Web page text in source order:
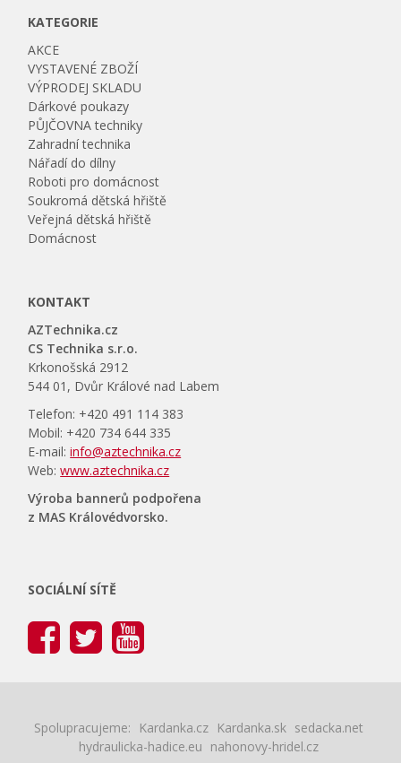
KATEGORIE
AKCE
VYSTAVENÉ ZBOŽÍ
VÝPRODEJ SKLADU
Dárkové poukazy
PŮJČOVNA techniky
Zahradní technika
Nářadí do dílny
Roboti pro domácnost
Soukromá dětská hřiště
Veřejná dětská hřiště
Domácnost
KONTAKT
AZTechnika.cz
CS Technika s.r.o.
Krkonošská 2912
544 01, Dvůr Králové nad Labem
Telefon: +420 491 114 383
Mobil: +420 734 644 335
E-mail:info@aztechnika.cz
Web:www.aztechnika.cz
Výroba bannerů podpořena
z MAS Královédvorsko.
SOCIÁLNÍ SÍTĚ
Spolupracujeme: Kardanka.cz Kardanka.sk sedacka.net
hydraulicka-hadice.eu nahonovy-hridel.cz